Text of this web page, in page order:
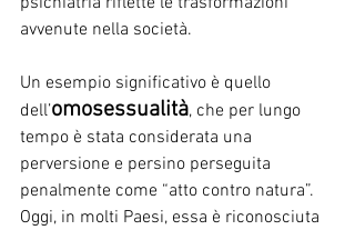
avvenute nella società.
Un esempio significativo è quello
dell’omosessualità, che per lungo
tempo è stata considerata una
perversione e persino perseguita
penalmente come “atto contro natura”.
Oggi, in molti Paesi, essa è riconosciuta